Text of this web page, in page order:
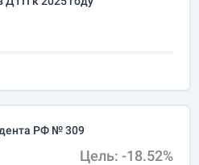
РФ № 309
Цель: -18.52%